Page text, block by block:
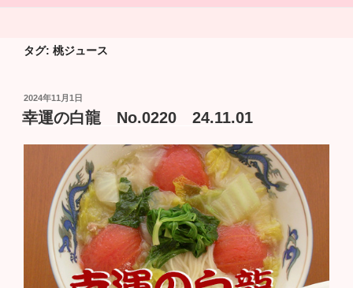
タグ: 桃ジュース
投
稿
日:
2024年11月1日
幸運の白龍 No.0220 24.11.01